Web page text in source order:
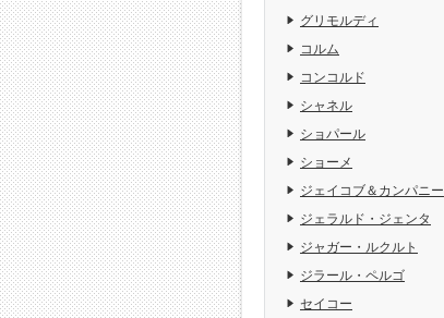
グリモルディ
コルム
コンコルド
シャネル
ショパール
ショーメ
ジェイコブ＆カンパニー
ジェラルド・ジェンタ
ジャガー・ルクルト
ジラール・ペルゴ
セイコー